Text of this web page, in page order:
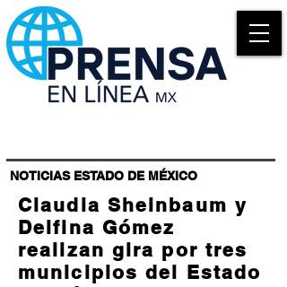
NOTICIAS ESTADO DE MÉXICO
Claudia Sheinbaum y
Delfina Gómez
realizan gira por tres
municipios del Estado